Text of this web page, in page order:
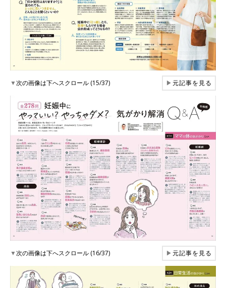
▼次の画像は下へスクロール (15/37) ▶元記事を見る
▼次の画像は下へスクロール (16/37) ▶元記事を見る